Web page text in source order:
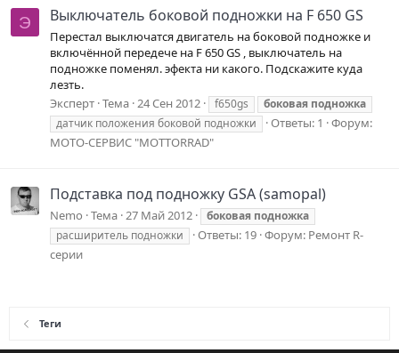
Э Выключатель боковой подножки на F 650 GS
Перестал выключатся двигатель на боковой подножке и
включённой передече на F 650 GS , выключатель на
подножке поменял. эфекта ни какого. Подскажите куда
лезть.
Эксперт Тема 24 Сен 2012 f650gs боковая подножка
датчик положения боковой подножки
Ответы: 1
Форум:
МОТО-СЕРВИС "MOTTORRAD"
Подставка под подножку GSA (samopal)
Nemo Тема 27 Май 2012 боковая подножка
расширитель подножки
Ответы: 19 Форум: Ремонт R-
серии
Теги